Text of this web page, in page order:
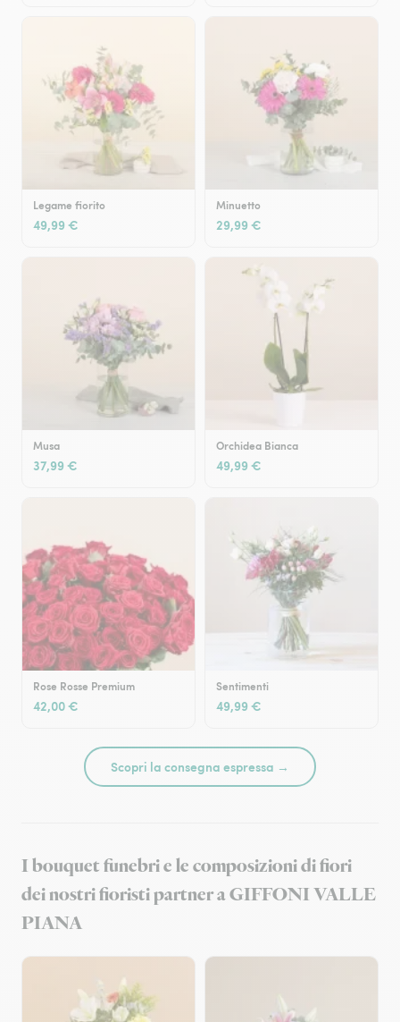
Legame fiorito
49,99 €
Minuetto
29,99 €
Musa
37,99 €
Orchidea Bianca
49,99 €
Rose Rosse Premium
42,00 €
Sentimenti
49,99 €
Scopri la consegna espressa →
I bouquet funebri e le composizioni di fiori
dei nostri fioristi partner a GIFFONI VALLE
PIANA